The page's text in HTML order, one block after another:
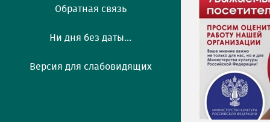
Обратная связь
Ни дня без даты...
Версия для слабовидящих